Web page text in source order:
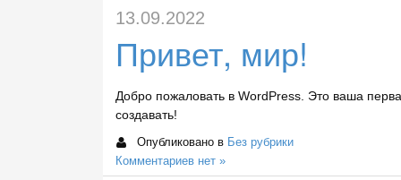
13.09.2022
Привет, мир!
Добро пожаловать в WordPress. Это ваша
создавать!
Опубликовано в Без рубрики
Комментариев нет »